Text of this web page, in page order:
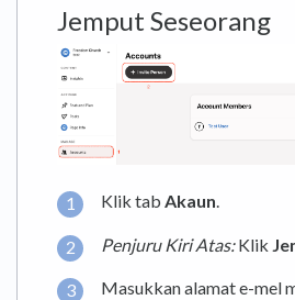
Jemput Seseorang
Klik tab Akaun.
Penjuru Kiri Atas:Klik
Masukkan alamat e-mel